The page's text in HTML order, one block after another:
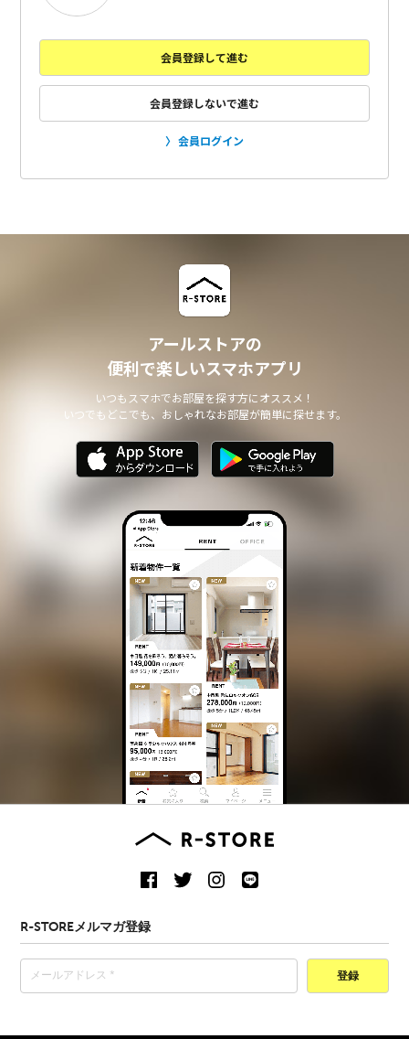
会員登録して進む
会員登録しないで進む
会員ログイン
アールストアの
便利で楽しいスマホアプリ
いつもスマホでお部屋を探す方にオススメ！
いつでもどこでも、おしゃれなお部屋が簡単に探せます。
R-STOREメルマガ登録
登録